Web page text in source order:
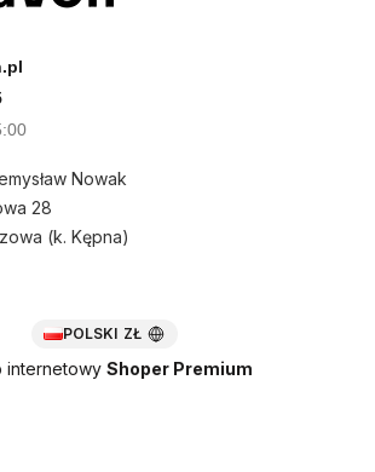
Nowak
28
(k. Kępna)
POLSKI ZŁ
internetowy Shoper Premium